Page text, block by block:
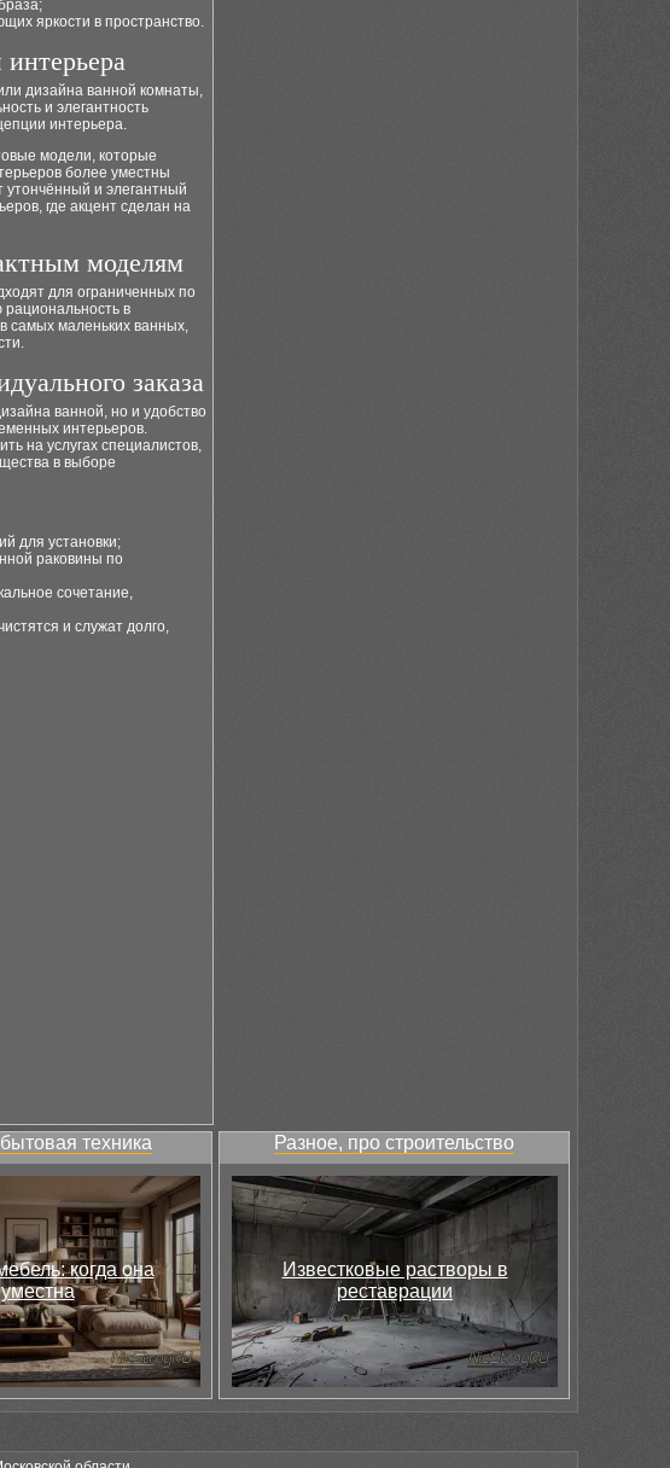
яркости в пространство.
дизайна ванной комнаты,
и элегантность
интерьера.
модели, которые
более уместны
и элегантный
где акцент сделан на
моделям
для ограниченных по
в
самых маленьких ванных,
заказа
ванной, но и удобство
интерьеров.
на услугах специалистов,
в выборе
для установки;
раковины по
сочетание,
и служат долго,
техника
когда она
уместна
Разное, про строительство
Известковые растворы в
реставрации